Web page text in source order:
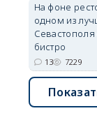
На фоне
одном из
бистро
13 7229